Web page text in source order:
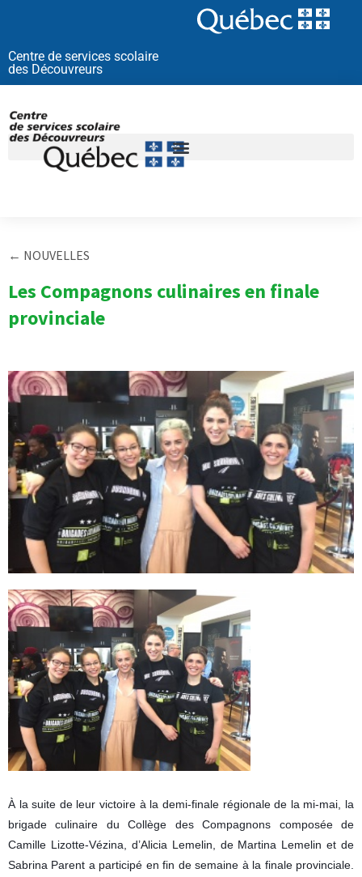
Centre de services scolaire
des Découvreurs
← NOUVELLES
Les Compagnons culinaires en finale
provinciale
À la suite de leur victoire à la demi-finale régionale de la mi-mai, la
brigade culinaire du Collège des Compagnons composée de
Camille Lizotte-Vézina, d’Alicia Lemelin, de Martina Lemelin et de
Sabrina Parent a participé en fin de semaine à la finale provinciale.